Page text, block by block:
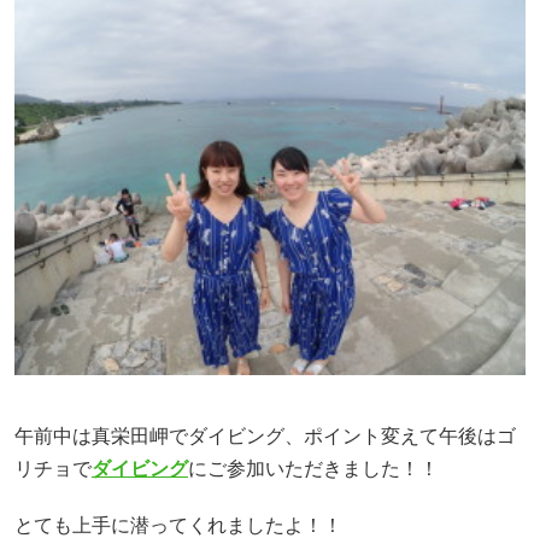
午前中は真栄田岬でダイビング、ポイント変えて午後はゴ
リチョでダイビングにご参加いただきました！！
とても上手に潜ってくれましたよ！！